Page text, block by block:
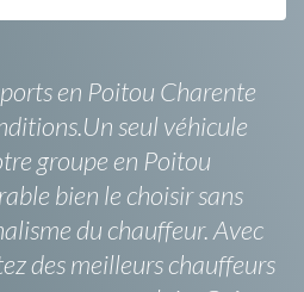
en Poitou Charente
seul véhicule
groupe en Poitou
bien le choisir sans
du chauffeur. Avec
des meilleurs chauffeurs